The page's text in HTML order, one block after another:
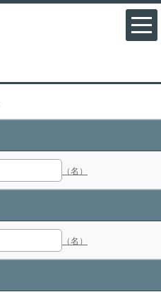
（名）
（名）